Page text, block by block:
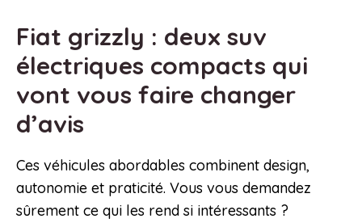
Fiat grizzly : deux suv
électriques compacts qui
vont vous faire changer
d’avis
Ces véhicules abordables combinent design,
autonomie et praticité. Vous vous demandez
sûrement ce qui les rend si intéressants ?